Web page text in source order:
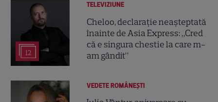
12
TELEVIZIUNE
Cheloo, declarație neașteptată
înainte de Asia Express: „Cred
că e singura chestie la care m-
am gândit”
VEDETE ROMÂNEŞTI